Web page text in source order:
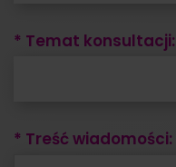
* Temat konsultacji:
* Treść wiadomości: